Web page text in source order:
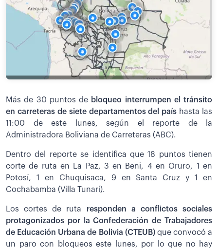
Más de 30 puntos de bloqueo interrumpen el tránsito
en carreteras de siete departamentos del país hasta las
11:00 de este lunes, según el reporte de la
Administradora Boliviana de Carreteras (ABC).
Dentro del reporte se identifica que 18 puntos tienen
corte de ruta en La Paz, 3 en Beni, 4 en Oruro, 1 en
Potosí, 1 en Chuquisaca, 9 en Santa Cruz y 1 en
Cochabamba (Villa Tunari).
Los cortes de ruta responden a conflictos sociales
protagonizados por la Confederación de Trabajadores
de Educación Urbana de Bolivia (CTEUB) que convocó a
un paro con bloqueos este lunes, por lo que no hay